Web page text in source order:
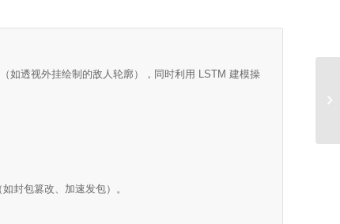
如透视外挂绘制的敌人轮廓），同时利用 LSTM 建模操
封包篡改、加速发包）。